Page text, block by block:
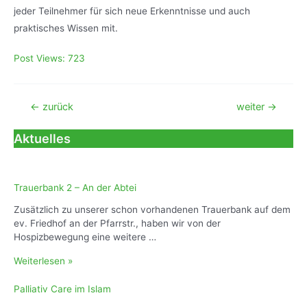
jeder Teilnehmer für sich neue Erkenntnisse und auch
praktisches Wissen mit.
Post Views: 723
Beitragsnavigation
← zurück weiter →
Aktuelles
Trauerbank 2 – An der Abtei
Zusätzlich zu unserer schon vorhandenen Trauerbank auf dem
ev. Friedhof an der Pfarrstr., haben wir von der
Hospizbewegung eine weitere …
T
a
Weiterlesen »
Palliativ Care im Islam